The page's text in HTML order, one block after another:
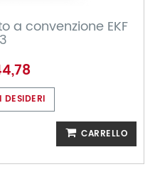
a convenzione EKF
DESIDERI
CARRELLO